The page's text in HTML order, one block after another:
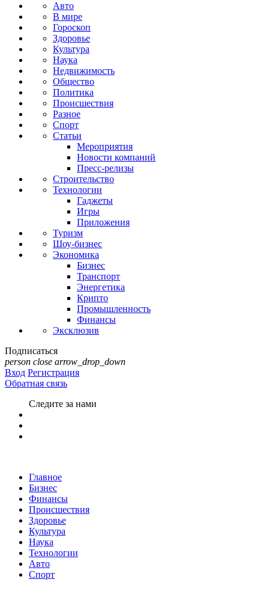
Авто
В мире
Гороскоп
Здоровье
Культура
Наука
Недвижимость
Общество
Политика
Происшествия
Разное
Спорт
Статьи
Мероприятия
Новости компаний
Пресс-релизы
Строительство
Технологии
Гаджеты
Игры
Приложения
Туризм
Шоу-бизнес
Экономика
Бизнес
Транспорт
Энергетика
Крипто
Промышленность
Финансы
Эксклюзив
Подписаться
person close arrow_drop_down
Вход Регистрация
Обратная связь
Следите за нами
Главное
Бизнес
Финансы
Происшествия
Здоровье
Культура
Наука
Технологии
Авто
Спорт